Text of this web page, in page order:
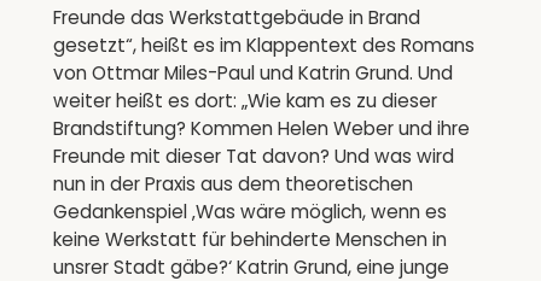
Freunde das Werkstattgebäude in Brand
gesetzt“, heißt es im Klappentext des Romans
von Ottmar Miles-Paul und Katrin Grund. Und
weiter heißt es dort: „Wie kam es zu dieser
Brandstiftung? Kommen Helen Weber und ihre
Freunde mit dieser Tat davon? Und was wird
nun in der Praxis aus dem theoretischen
Gedankenspiel ‚Was wäre möglich, wenn es
keine Werkstatt für behinderte Menschen in
unsrer Stadt gäbe?‘ Katrin Grund, eine junge